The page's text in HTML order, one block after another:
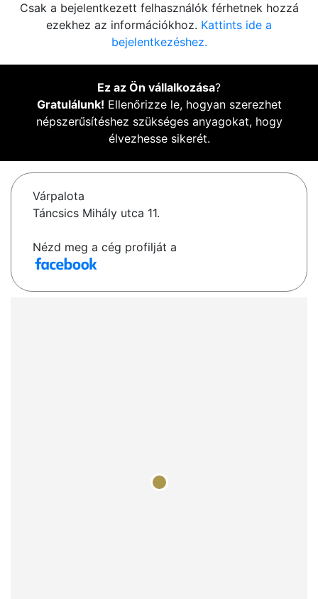
Csak a bejelentkezett felhasználók férhetnek hozzá
ezekhez az információkhoz. Kattints ide a
bejelentkezéshez.
Ez az Ön vállalkozása?
Gratulálunk! Ellenőrizze le, hogyan szerezhet
népszerűsítéshez szükséges anyagokat, hogy
élvezhesse sikerét.
Várpalota
Táncsics Mihály utca 11.
Nézd meg a cég profilját a